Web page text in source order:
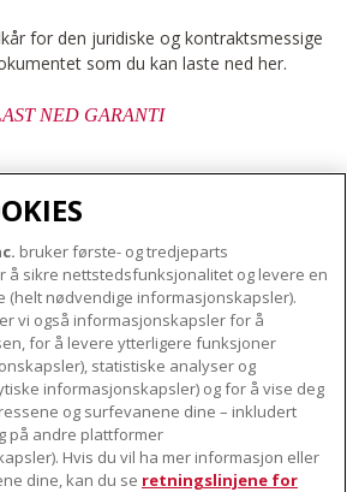
for den juridiske og kontraktsmessige
som du kan laste ned her.
NED GARANTI
deg
bruker første- og tredjeparts
å sikre nettstedsfunksjonalitet og levere en
(helt nødvendige informasjonskapsler).
vi også informasjonskapsler for å
for å levere ytterligere funksjoner
statistiske analyser og
informasjonskapsler) og for å vise deg
og surfevanene dine – inkludert
på andre plattformer
Hvis du vil ha mer informasjon eller
dine, kan du se retningslinjene for